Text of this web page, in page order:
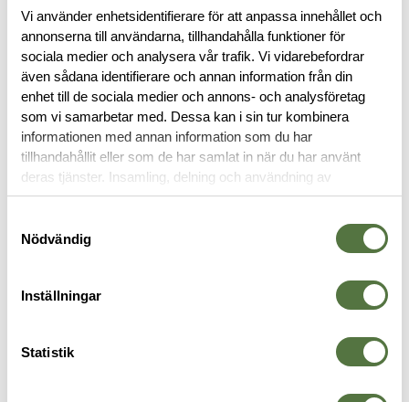
Vi använder enhetsidentifierare för att anpassa innehållet och
annonserna till användarna, tillhandahålla funktioner för
sociala medier och analysera vår trafik. Vi vidarebefordrar
även sådana identifierare och annan information från din
enhet till de sociala medier och annons- och analysföretag
som vi samarbetar med. Dessa kan i sin tur kombinera
informationen med annan information som du har
tillhandahållit eller som de har samlat in när du har använt
deras tjänster. Insamling, delning och användning av
personuppgifter kan användas för personalisering av
Nödvändig
Inställningar
Statistik
BESKRIVNING
RECENSIONER
OM VARUMÄRKET